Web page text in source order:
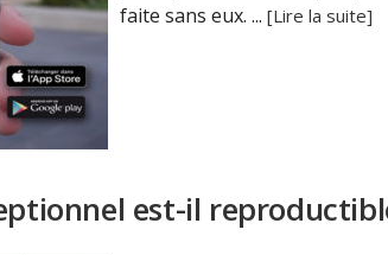
faite sans eux. ... [Lire la suite]
est-il